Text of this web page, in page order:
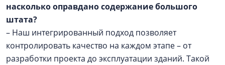
насколько оправдано содержание большого
штата?
– Наш интегрированный подход позволяет
контролировать качество на каждом этапе – от
разработки проекта до эксплуатации зданий. Такой